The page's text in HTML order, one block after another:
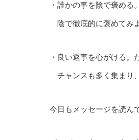
・誰かの事を陰で褒める
陰で徹底的に褒めてみよ
・良い返事を心がける。
チャンスも多く集まり
今日もメッセージを読ん